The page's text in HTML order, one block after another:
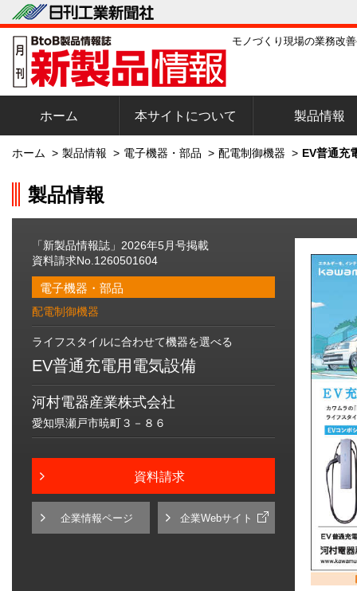
モノづくり現場の業務改
ホーム 本サイトについて 製品情報
ホーム > 製品情報 > 電子機器・部品 > 配電制御機器 > EV普通充
製品情報
「新製品情報誌」2026年5月号掲載
資料請求No.1260501604
電子機器・部品
配電制御機器
ライフスタイルに合わせて機器を選べる
EV普通充電用電気設備
河村電器産業株式会社
愛知県瀬戸市暁町３－８６
資料請求
企業情報ページ 企業Webサイト